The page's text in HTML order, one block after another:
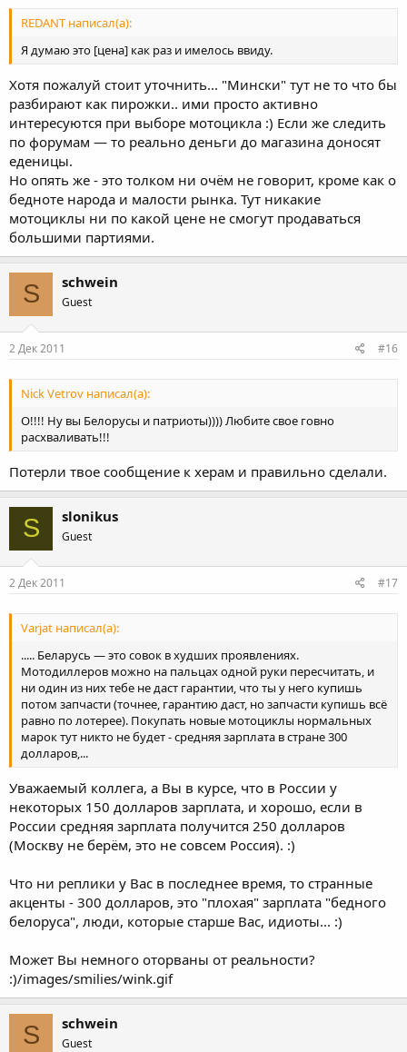
REDANT написал(а):
Я думаю это [цена] как раз и имелось ввиду.
Хотя пожалуй стоит уточнить... "Мински" тут не то что бы
разбирают как пирожки.. ими просто активно
интересуются при выборе мотоцикла :) Если же следить
по форумам — то реально деньги до магазина доносят
еденицы.
Но опять же - это толком ни очём не говорит, кроме как о
бедноте народа и малости рынка. Тут никакие
мотоциклы ни по какой цене не смогут продаваться
большими партиями.
S schwein
Guest
2 Дек 2011 #16
Nick Vetrov написал(а):
О!!!! Ну вы Белорусы и патриоты)))) Любите свое говно
расхваливать!!!
Потерли твое сообщение к херам и правильно сделали.
S slonikus
Guest
2 Дек 2011 #17
Varjat написал(а):
..... Беларусь — это совок в худших проявлениях.
Мотодиллеров можно на пальцах одной руки пересчитать, и
ни один из них тебе не даст гарантии, что ты у него купишь
потом запчасти (точнее, гарантию даст, но запчасти купишь всё
равно по лотерее). Покупать новые мотоциклы нормальных
марок тут никто не будет - средняя зарплата в стране 300
долларов,...
Уважаемый коллега, а Вы в курсе, что в России у
некоторых 150 долларов зарплата, и хорошо, если в
России средняя зарплата получится 250 долларов
(Москву не берём, это не совсем Россия). :)
Что ни реплики у Вас в последнее время, то странные
акценты - 300 долларов, это "плохая" зарплата "бедного
белоруса", люди, которые старше Вас, идиоты... :)
Может Вы немного оторваны от реальности?
:)/images/smilies/wink.gif
S schwein
Guest